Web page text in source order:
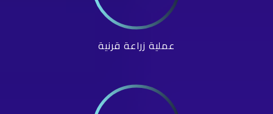
عملية زراعة قرنية